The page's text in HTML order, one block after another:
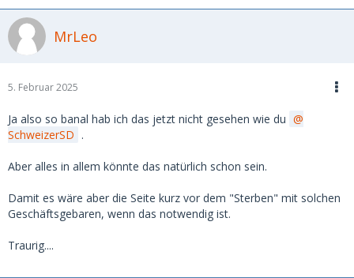
MrLeo
5. Februar 2025
Ja also so banal hab ich das jetzt nicht gesehen wie du
SchweizerSD .
Aber alles in allem könnte das natürlich schon sein.
Damit es wäre aber die Seite kurz vor dem "Sterben" mit solchen
Geschäftsgebaren, wenn das notwendig ist.
Traurig....